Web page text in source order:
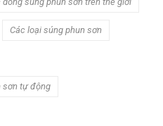
Các loại súng phun sơn
sơn tự động